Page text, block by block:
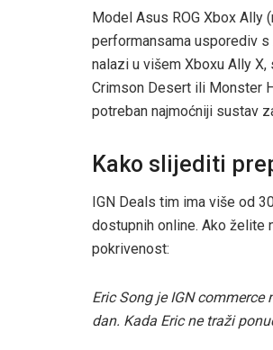
Model Asus ROG Xbox Ally
performansama usporediv
nalazi u višem Xboxu Ally
Crimson Desert ili Monster
potreban najmoćniji sustav
Kako slijediti
IGN Deals tim ima više od
dostupnih online. Ako želite
pokrivenost:
Eric Song je IGN
dan. Kada Eric ne traži